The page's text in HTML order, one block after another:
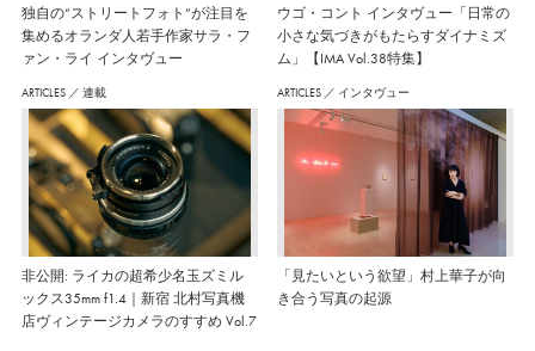
独自の“ストリートフォト”が注目を
集めるオランダ人若手作家サラ・フ
ァン・ライ インタヴュー
ウゴ・コント インタヴュー「日常の
小さな気づきがもたらすダイナミズ
ム」【IMA Vol.38特集】
ARTICLES ／ 連載
非公開: ライカの超希少名玉ズミル
ックス35mm f1.4｜新宿 北村写真機
店ヴィンテージカメラのすすめ Vol.7
ARTICLES ／ インタヴュー
「見たいという欲望」村上華子が向
き合う写真の起源